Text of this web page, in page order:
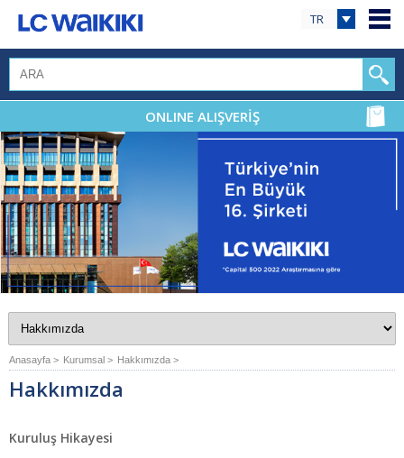
TR
ONLINE ALIŞVERİŞ
Anasayfa > Kurumsal > Hakkımızda >
Hakkımızda
Kuruluş Hikayesi